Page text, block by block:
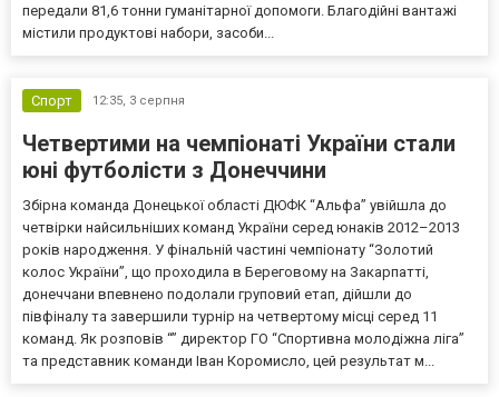
передали 81,6 тонни гуманітарної допомоги. Благодійні вантажі
містили продуктові набори, засоби...
Спорт 12:35, 3 серпня
Четвертими на чемпіонаті України стали
юні футболісти з Донеччини
Збірна команда Донецької області ДЮФК “Альфа” увійшла до
четвірки найсильніших команд України серед юнаків 2012–2013
років народження. У фінальній частині чемпіонату “Золотий
колос України”, що проходила в Береговому на Закарпатті,
донеччани впевнено подолали груповий етап, дійшли до
півфіналу та завершили турнір на четвертому місці серед 11
команд. Як розповів “” директор ГО “Спортивна молодіжна ліга”
та представник команди Іван Коромисло, цей результат м...